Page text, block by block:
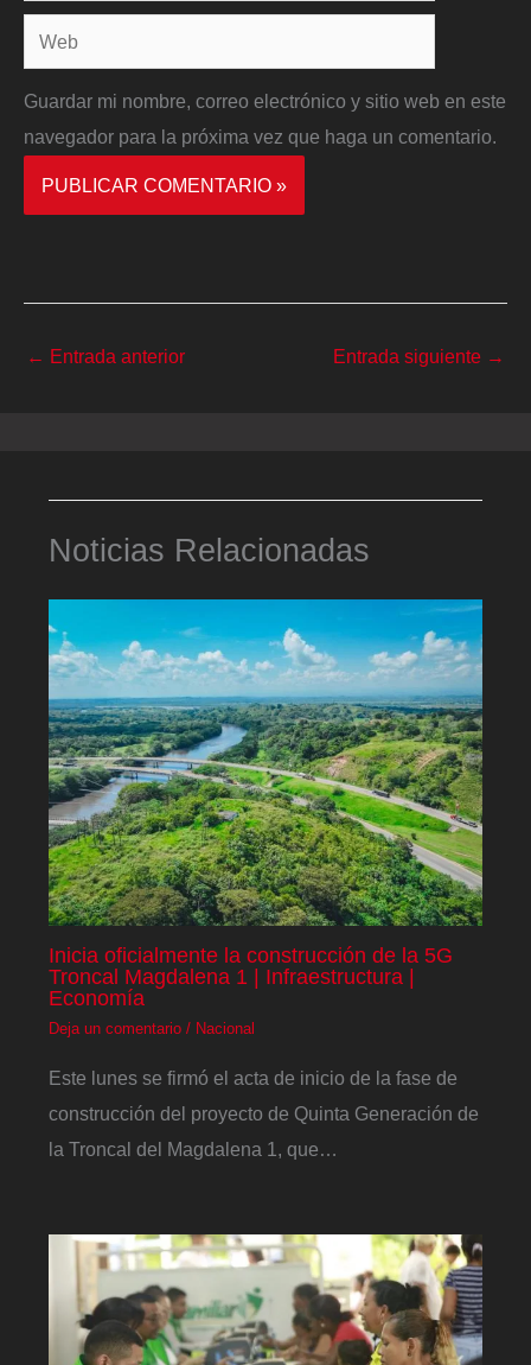
Web
Guardar mi nombre, correo electrónico y sitio web en este
navegador para la próxima vez que haga un comentario.
← Entrada anterior Entrada siguiente →
Noticias Relacionadas
Inicia oficialmente la construcción de la 5G
Troncal Magdalena 1 | Infraestructura |
Economía
Deja un comentario / Nacional
Este lunes se firmó el acta de inicio de la fase de
construcción del proyecto de Quinta Generación de
la Troncal del Magdalena 1, que…